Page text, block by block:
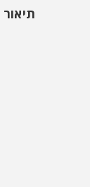
תיאור